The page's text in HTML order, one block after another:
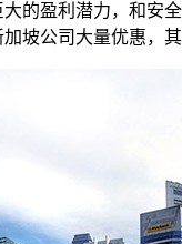
的盈利潜力，和安
坡公司大量优惠，